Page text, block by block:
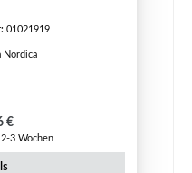
01021919
Nordica
Preis:
€
3 Wochen